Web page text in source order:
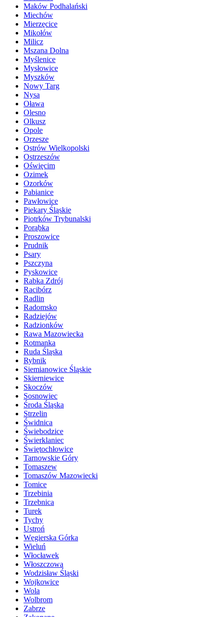
Maków Podhalański
Miechów
Mierzęcice
Mikołów
Milicz
Mszana Dolna
Myślenice
Mysłowice
Myszków
Nowy Targ
Nysa
Oława
Olesno
Olkusz
Opole
Orzesze
Ostrów Wielkopolski
Ostrzeszów
Oświęcim
Ozimek
Ozorków
Pabianice
Pawłowice
Piekary Śląskie
Piotrków Trybunalski
Porąbka
Proszowice
Prudnik
Psary
Pszczyna
Pyskowice
Rabka Zdrój
Racibórz
Radlin
Radomsko
Radziejów
Radzionków
Rawa Mazowiecka
Rotmanka
Ruda Śląska
Rybnik
Siemianowice Śląskie
Skierniewice
Skoczów
Sosnowiec
Środa Śląska
Strzelin
Świdnica
Świebodzice
Świerklaniec
Świętochłowice
Tarnowskie Góry
Tomaszew
Tomaszów Mazowiecki
Tomice
Trzebinia
Trzebnica
Turek
Tychy
Ustroń
Węgierska Górka
Wieluń
Włocławek
Włoszczowa
Wodzisław Śląski
Wojkowice
Wola
Wolbrom
Zabrze